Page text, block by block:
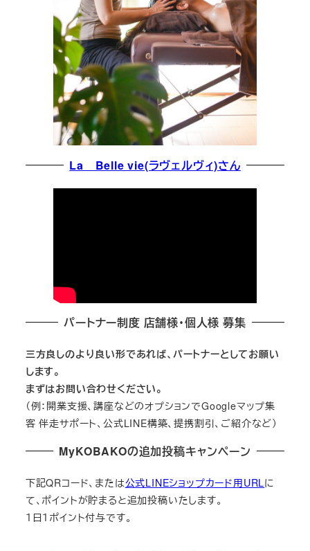
La Belle vie(ラヴェルヴィ)さん
パートナー制度 店舗様・個人様 募集
三方良しのより良い形であれば、パートナーとしてお願い
します。
まずはお問い合わせください。
（例：開業支援、講座などのオプションでGoogleマップ集
客 伴走サポート、公式LINE構築、提携割引、ご紹介など）
MyKOBAKOの追加投稿キャンペーン
下記QRコード、または公式LINEショップカード用URLに
て、ポイントが貯まると追加投稿いたします。
１日１ポイント付与です。